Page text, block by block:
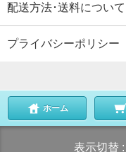
配送方法･送料について
プライバシーポリシー
ホーム
表示切替 :